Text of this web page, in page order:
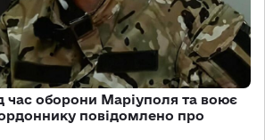
час оборони Маріуполя та воює
повідомлено про